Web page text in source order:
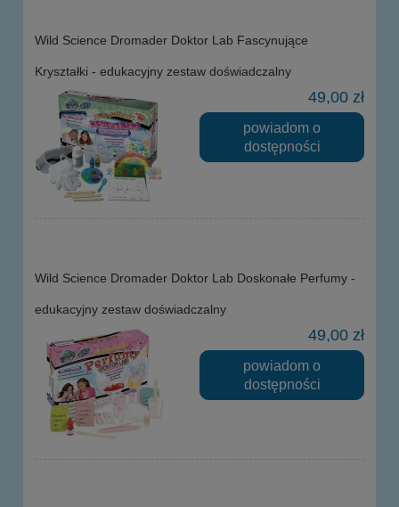
Wild Science Dromader Doktor Lab Fascynujące
Kryształki - edukacyjny zestaw doświadczalny
49,00 zł
powiadom o
dostępności
Wild Science Dromader Doktor Lab Doskonałe Perfumy -
edukacyjny zestaw doświadczalny
49,00 zł
powiadom o
dostępności